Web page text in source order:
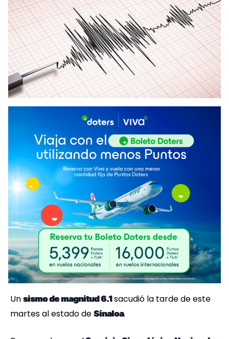
Un sismo de magnitud 6.1sacudió la tarde de este
martes al estado de Sinaloa.